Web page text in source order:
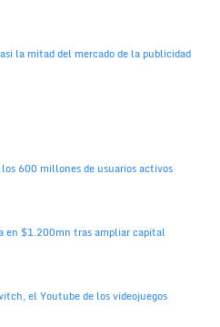
la mitad del mercado de la publicidad
600 millones de usuarios activos
en $1.200mn tras ampliar capital
el Youtube de los videojuegos